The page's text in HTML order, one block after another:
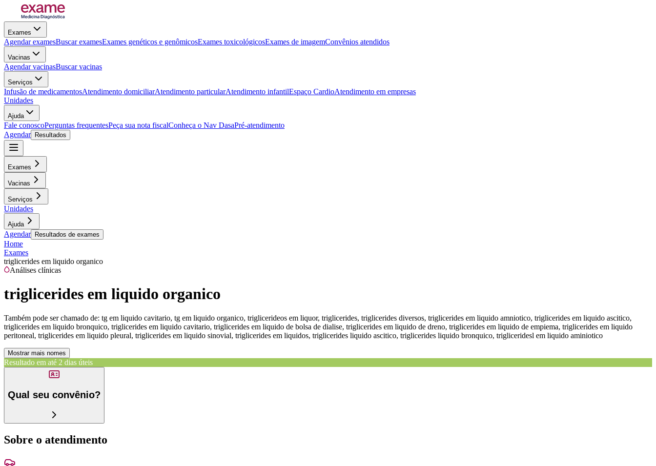
Exames
Agendar examesBuscar examesExames genéticos e genômicosExames toxicológicosExames de imagemConvênios atendidos
Vacinas
Agendar vacinasBuscar vacinas
Serviços
Infusão de medicamentosAtendimento domiciliarAtendimento particularAtendimento infantilEspaço CardioAtendimento em empresas
Unidades
Ajuda
Fale conoscoPerguntas frequentesPeça sua nota fiscalConheça o Nav DasaPré-atendimento
Agendar
Resultados
Exames
Vacinas
Serviços
Unidades
Ajuda
Agendar Resultados de exames
Home
Exames
triglicerides em liquido organico
Análises clínicas
triglicerides em liquido organico
Também pode ser chamado de: tg em liquido cavitario, tg em liquido organico, triglicerideos em liquor, triglicerides, triglicerides diversos, triglicerides em liquido amniotico, triglicerides em liquido ascitico,
triglicerides em liquido bronquico, triglicerides em liquido cavitario, triglicerides em liquido de bolsa de dialise, triglicerides em liquido de dreno, triglicerides em liquido de empiema, triglicerides em liquido
peritoneal, triglicerides em liquido pleural, triglicerides em liquido sinovial, triglicerides em liquidos, triglicerides liquido ascitico, triglicerides liquido bronquico, trigliceridesl em liquido aminiotico
Mostrar mais nomes
Resultado em até 2 dias úteis
Qual seu convênio?
Sobre o atendimento